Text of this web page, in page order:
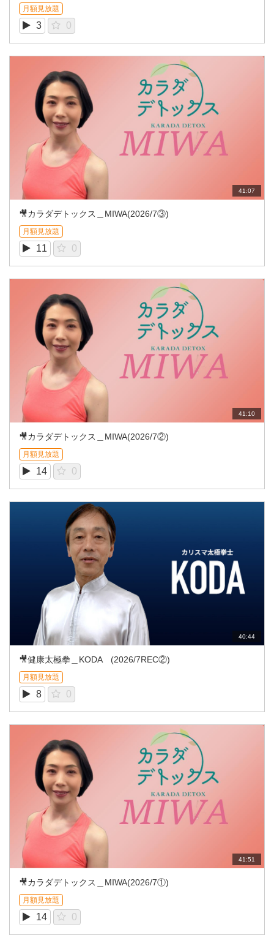
月額見放題
3 0
41:07
🎥カラダデトックス＿MIWA(2026/7③)
月額見放題
11 0
41:10
🎥カラダデトックス＿MIWA(2026/7②)
月額見放題
14 0
40:44
🎥健康太極拳＿KODA (2026/7REC②)
月額見放題
8 0
41:51
🎥カラダデトックス＿MIWA(2026/7①)
月額見放題
14 0